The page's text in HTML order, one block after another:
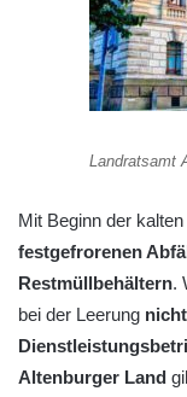
Landratsamt
Mit Beginn der
festgefrorenen
Restmüllbehältern.
bei der Leerung
Altenburger Land